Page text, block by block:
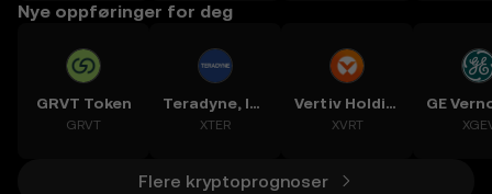
Nye oppføringer for deg
GRVT Token
GRVT
Teradyne, Inc.
XTER
Vertiv Holdings, LLC
XVRT
Flere kryptoprognoser